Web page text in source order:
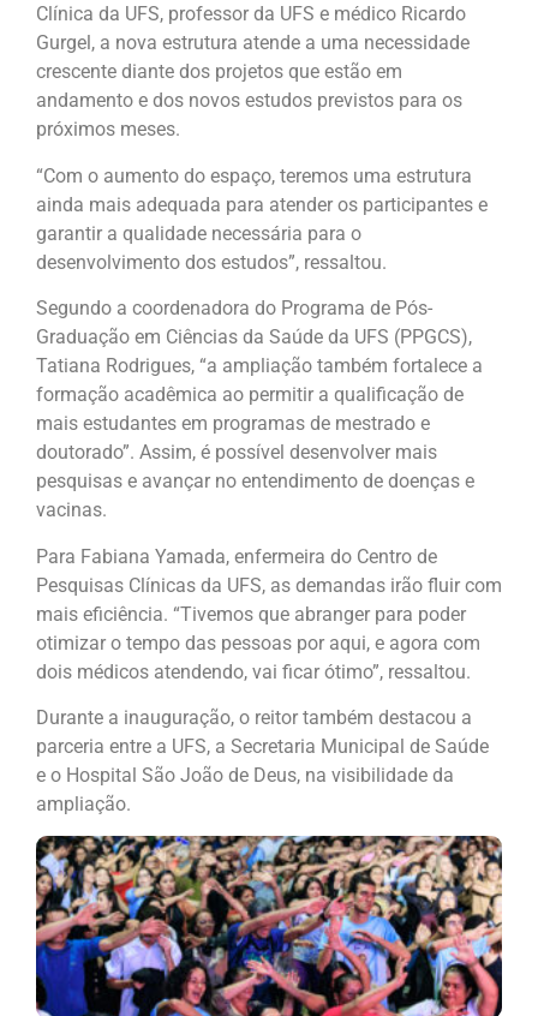
Clínica da UFS, professor da UFS e médico Ricardo
Gurgel, a nova estrutura atende a uma necessidade
crescente diante dos projetos que estão em
andamento e dos novos estudos previstos para os
próximos meses.
“Com o aumento do espaço, teremos uma estrutura
ainda mais adequada para atender os participantes e
garantir a qualidade necessária para o
desenvolvimento dos estudos”, ressaltou.
Segundo a coordenadora do Programa de Pós-
Graduação em Ciências da Saúde da UFS (PPGCS),
Tatiana Rodrigues, “a ampliação também fortalece a
formação acadêmica ao permitir a qualificação de
mais estudantes em programas de mestrado e
doutorado”. Assim, é possível desenvolver mais
pesquisas e avançar no entendimento de doenças e
vacinas.
Para Fabiana Yamada, enfermeira do Centro de
Pesquisas Clínicas da UFS, as demandas irão fluir com
mais eficiência. “Tivemos que abranger para poder
otimizar o tempo das pessoas por aqui, e agora com
dois médicos atendendo, vai ficar ótimo”, ressaltou.
Durante a inauguração, o reitor também destacou a
parceria entre a UFS, a Secretaria Municipal de Saúde
e o Hospital São João de Deus, na visibilidade da
ampliação.